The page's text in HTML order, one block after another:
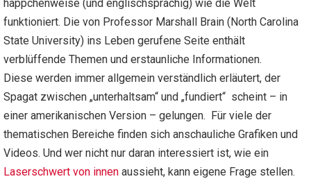
häppchenweise (und englischsprachig) wie die Welt
funktioniert. Die von Professor Marshall Brain (North Carolina
State University) ins Leben gerufene Seite enthält
verblüffende Themen und erstaunliche Informationen.
Diese werden immer allgemein verständlich erläutert, der
Spagat zwischen „unterhaltsam“ und „fundiert“ scheint – in
einer amerikanischen Version – gelungen. Für viele der
thematischen Bereiche finden sich anschauliche Grafiken und
Videos. Und wer nicht nur daran interessiert ist, wie ein
Laserschwert von innen aussieht, kann eigene Frage stellen.